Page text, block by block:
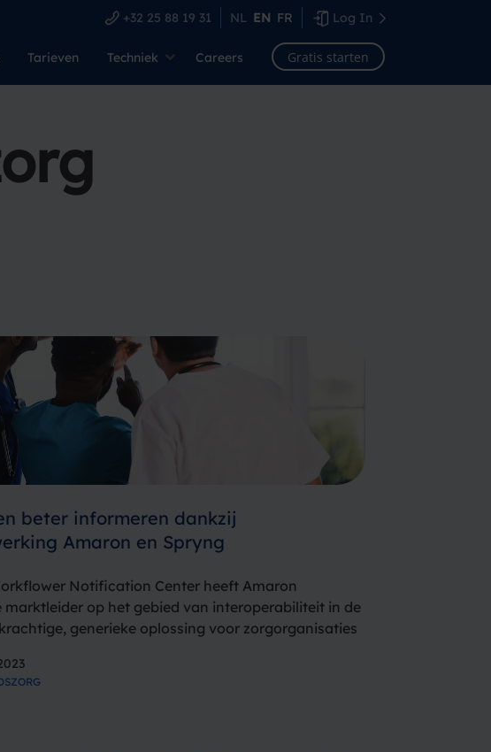
+32 25 88 19 31 NL EN FR Log In
Tarieven Techniek Careers Gratis starten
beter informeren dankzij
Amaron en Spryng
Notification Center heeft Amaron
marktleider op het gebied van interoperabiliteit in de
generieke oplossing voor zorgorganisaties
Spryng is als messagingleverancier